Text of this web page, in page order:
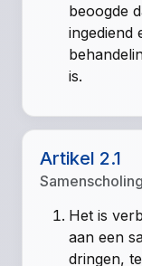
beoogde
ingediend
is.
Artikel 2.1
Het is
aan een
dringen,